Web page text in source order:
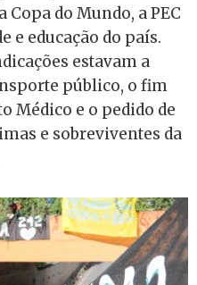
do Mundo, a PEC
e educação do país.
estavam a
público, o fim
Médico e o pedido de
e sobreviventes da